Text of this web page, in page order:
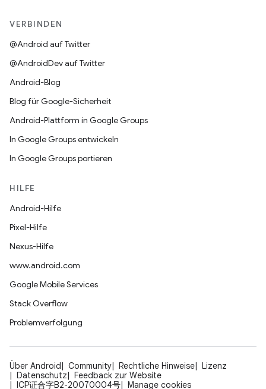
VERBINDEN
@Android auf Twitter
@AndroidDev auf Twitter
Android-Blog
Blog für Google-Sicherheit
Android-Plattform in Google Groups
In Google Groups entwickeln
In Google Groups portieren
HILFE
Android-Hilfe
Pixel-Hilfe
Nexus-Hilfe
www.android.com
Google Mobile Services
Stack Overflow
Problemverfolgung
Über Android Community Rechtliche Hinweise
Lizenz
Datenschutz
Feedback zur Website
ICP证合字B2-20070004号
Manage cookies